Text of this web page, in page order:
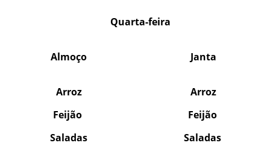
Quarta-feira
Almoço Janta
Arroz
Feijão
Saladas
Arroz
Feijão
Saladas